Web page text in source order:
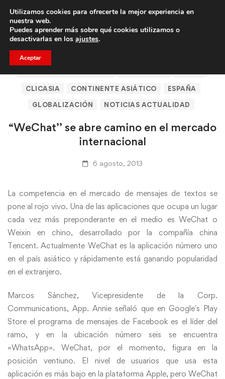
Trae a un amigo y llevaos un total de 75€ de descuento.
CLICASIA
CONTINENTE ASIÁTICO
ESPAÑA
GLOBALIZACIÓN
NOTICIAS ACTUALIDAD
“WeChat’’ se abre camino en el mercado
internacional
6 agosto, 2013
La competencia en el mercado de mensajes de textos se
pone al rojo vivo. Una de las aplicaciones que ocupa un lugar
cada vez más preponderante en el medio es WeChat o
Weixin en chino, desarrollado por la compañía china
Tencent. Actualmente WeChat es la aplicación número uno
en el país asiático y rápidamente está ganando popularidad
en el extranjero.
Marcos Sánchez, Vicepresidente de la Corp.
Communications, App. Annie señaló que en Google´s Play
Store el programa de mensajes de Facebook es el líder del
ramo, y en la ubicación número seis se encuentra
«WhatsApp». WeChat, por el momento, figura en la
posición ventiuno. El nivel de usuarios que usa esta
aplicación es más bajo en la plataforma Apple, pero WeChat
Utilizamos cookies para ofrecerte la mejor experiencia en
nuestra web.
Puedes aprender más sobre qué cookies utilizamos o
desactivarlas en los ajustes.
Aceptar